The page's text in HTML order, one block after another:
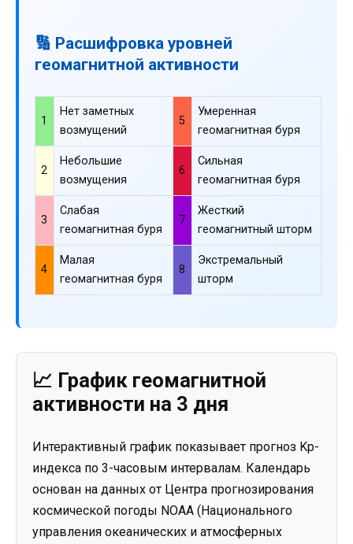
🔢 Расшифровка уровней
геомагнитной активности
1
Нет заметных
возмущений
5
Умеренная
геомагнитная буря
2
Небольшие
возмущения
6
Сильная
геомагнитная буря
3
Слабая
геомагнитная буря
7
Жесткий
геомагнитный шторм
4
Малая
геомагнитная буря
8
Экстремальный
шторм
📈 График геомагнитной
активности на 3 дня
Интерактивный график показывает прогноз Kp-
индекса по 3-часовым интервалам. Календарь
основан на данных от Центра прогнозирования
космической погоды NOAA (Национального
управления океанических и атмосферных